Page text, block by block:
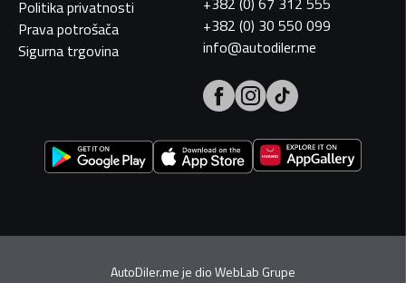
Politika privatnosti
Prava potrošača
Sigurna trgovina
+382 (0) 30 550 099
info@autodiler.me
AutoDiler.me je dioWebLab Grupe